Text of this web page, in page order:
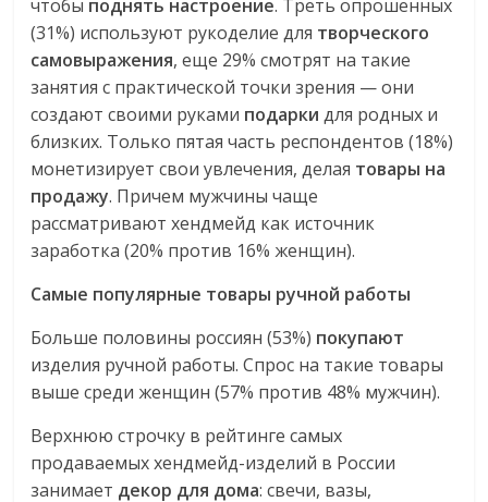
чтобы поднять настроение. Треть опрошенных
(31%) используют рукоделие для творческого
самовыражения, еще 29% смотрят на такие
занятия с практической точки зрения — они
создают своими руками подаркидля родных и
близких. Только пятая часть респондентов (18%)
монетизирует свои увлечения, делая товары на
продажу. Причем мужчины чаще
рассматривают хендмейд как источник
заработка (20% против 16% женщин).
Самые популярные товары ручной работы
Больше половины россиян (53%) покупают
изделия ручной работы. Спрос на такие товары
выше среди женщин (57% против 48% мужчин).
Верхнюю строчку в рейтинге самых
продаваемых хендмейд-изделий в России
занимает декор для дома: свечи, вазы,